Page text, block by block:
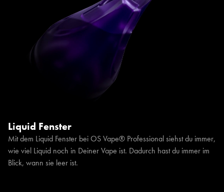
Liquid Fenster
Mit dem Liquid Fenster bei OS Vape® Professional siehst du immer,
wie viel Liquid noch in Deiner Vape ist. Dadurch hast du immer im
Blick, wann sie leer ist.